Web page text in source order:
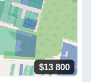
$13 800